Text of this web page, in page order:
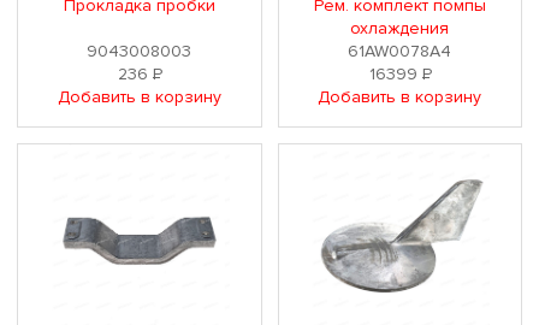
Прокладка пробки
9043008003
236Р
Добавить в корзину
Рем. комплект помпы
охлаждения
61AW0078A4
16399Р
Добавить в корзину